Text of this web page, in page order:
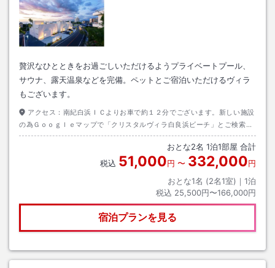
贅沢なひとときをお過ごしいただけるようプライベートプール、
サウナ、露天温泉などを完備。ペットとご宿泊いただけるヴィラ
もございます。
アクセス： 南紀白浜ＩＣよりお車で約１２分でございます。新しい施設
の為Ｇｏｏｇｌｅマップで「クリスタルヴィラ白良浜ビーチ」とご検索い
ただくか、「ホテルシーモア」を目指してお越しください。
おとな2名 1泊1部屋 合計
税込 51,000円 〜 332,000円
おとな1名 (2名1室)｜ 1泊
税込 25,500円〜166,000円
宿泊プランを見る